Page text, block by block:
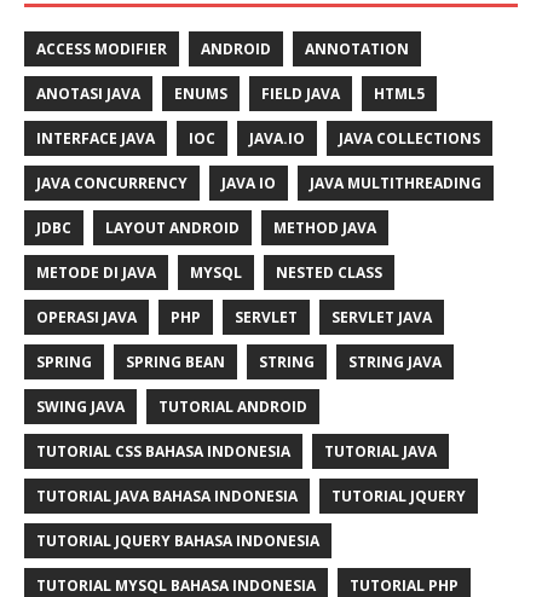
ACCESS MODIFIER ANDROID ANNOTATION
ANOTASI JAVA ENUMS FIELD JAVA HTML5
INTERFACE JAVA IOC JAVA.IO JAVA COLLECTIONS
JAVA CONCURRENCY JAVA IO JAVA MULTITHREADING
JDBC LAYOUT ANDROID METHOD JAVA
METODE DI JAVA MYSQL NESTED CLASS
OPERASI JAVA PHP SERVLET SERVLET JAVA
SPRING SPRING BEAN STRING STRING JAVA
SWING JAVA TUTORIAL ANDROID
TUTORIAL CSS BAHASA INDONESIA TUTORIAL JAVA
TUTORIAL JAVA BAHASA INDONESIA TUTORIAL JQUERY
TUTORIAL JQUERY BAHASA INDONESIA
TUTORIAL MYSQL BAHASA INDONESIA TUTORIAL PHP